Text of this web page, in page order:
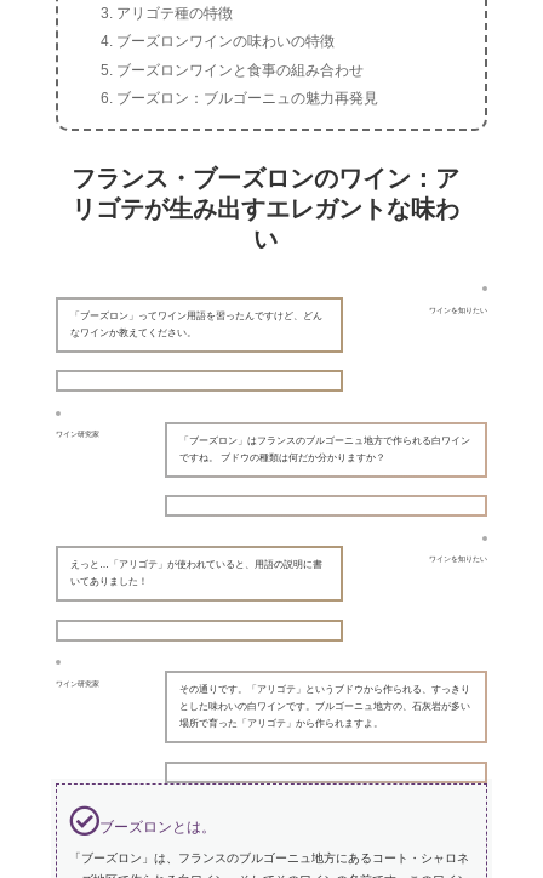
アリゴテ種の特徴
ブーズロンワインの味わいの特徴
ブーズロンワインと食事の組み合わせ
ブーズロン：ブルゴーニュの魅力再発見
フランス・ブーズロンのワイン：ア
リゴテが生み出すエレガントな味わ
い
ワインを知りたい
「ブーズロン」ってワイン用語を習ったんですけど、どん
なワインか教えてください。
ワイン研究家
「ブーズロン」はフランスのブルゴーニュ地方で作られる白ワイン
ですね。 ブドウの種類は何だか分かりますか？
ワインを知りたい
えっと…「アリゴテ」が使われていると、用語の説明に書
いてありました！
ワイン研究家
その通りです。「アリゴテ」というブドウから作られる、すっきり
とした味わいの白ワインです。ブルゴーニュ地方の、石灰岩が多い
場所で育った「アリゴテ」から作られますよ。
ブーズロンとは。
「ブーズロン」は、フランスのブルゴーニュ地方にあるコート・シャロネ